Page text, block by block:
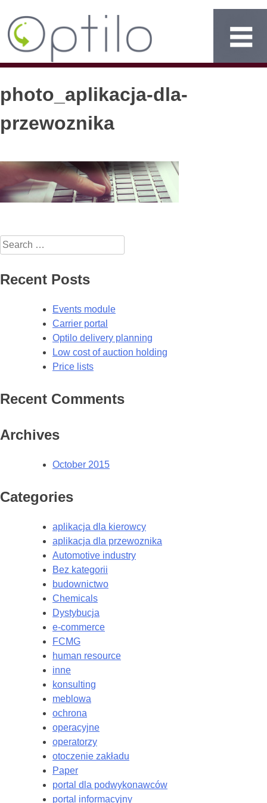
photo_aplikacja-dla-
przewoznika
Search
for:
Recent Posts
Events module
Carrier portal
Optilo delivery planning
Low cost of auction holding
Price lists
Recent Comments
Archives
October 2015
Categories
aplikacja dla kierowcy
aplikacja dla przewoznika
Automotive industry
Bez kategorii
budownictwo
Chemicals
Dystybucja
e-commerce
FCMG
human resource
inne
konsulting
meblowa
ochrona
operacyjne
operatorzy
otoczenie zakładu
Paper
portal dla podwykonawców
portal informacyjny